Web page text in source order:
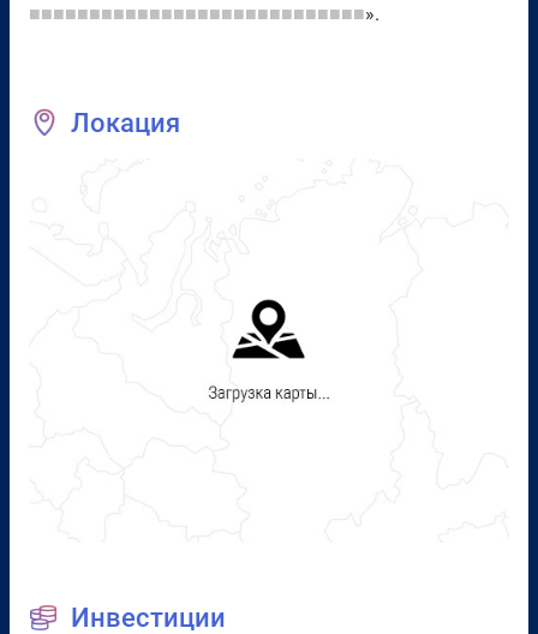
■■■■■■■■■■■■■■■■■■■■■■■■■■■■».
Локация
Инвестиции